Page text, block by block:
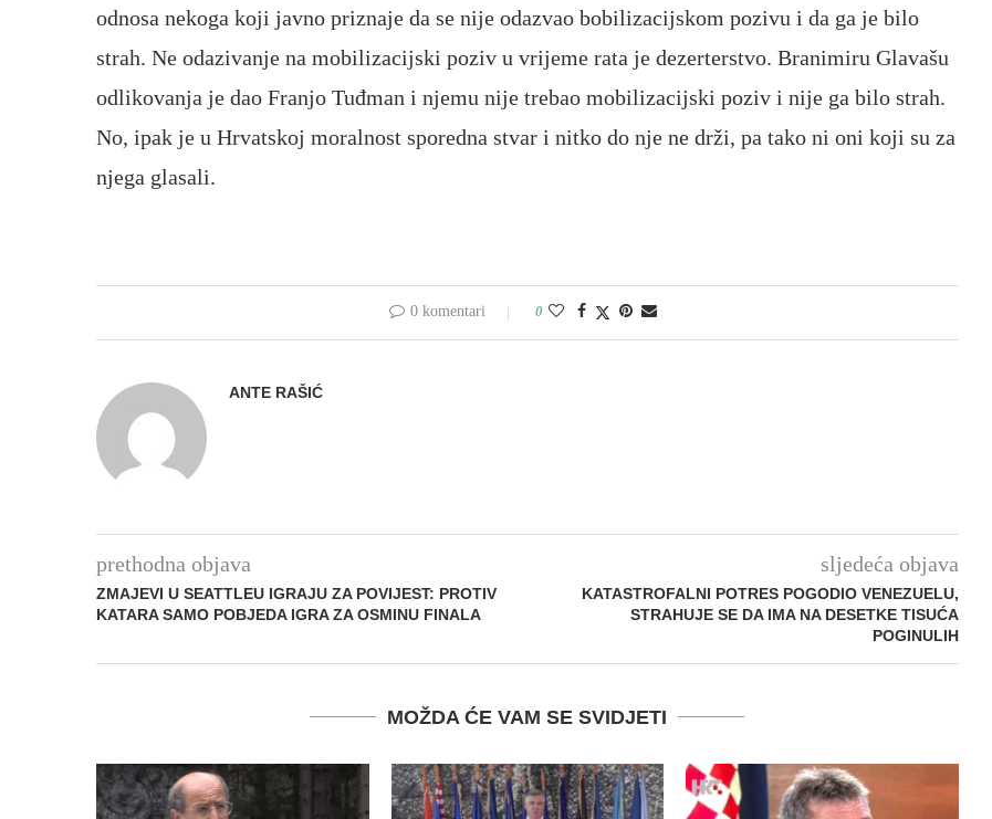
odnosa nekoga koji javno priznaje da se nije odazvao bobilizacijskom pozivu i da ga je bilo
strah. Ne odazivanje na mobilizacijski poziv u vrijeme rata je dezerterstvo. Branimiru Glavašu
odlikovanja je dao Franjo Tuđman i njemu nije trebao mobilizacijski poziv i nije ga bilo strah.
No, ipak je u Hrvatskoj moralnost sporedna stvar i nitko do nje ne drži, pa tako ni oni koji su za
njega glasali.
0 komentari 0
ANTE RAŠIĆ
prethodna objava
ZMAJEVI U SEATTLEU IGRAJU ZA POVIJEST: PROTIV
KATARA SAMO POBJEDA IGRA ZA OSMINU FINALA
sljedeća objava
KATASTROFALNI POTRES POGODIO VENEZUELU,
STRAHUJE SE DA IMA NA DESETKE TISUĆA
POGINULIH
MOŽDA ĆE VAM SE SVIDJETI